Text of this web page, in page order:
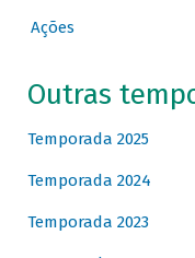
Ações
Outras
Temporada 2025
Temporada 2024
Temporada 2023